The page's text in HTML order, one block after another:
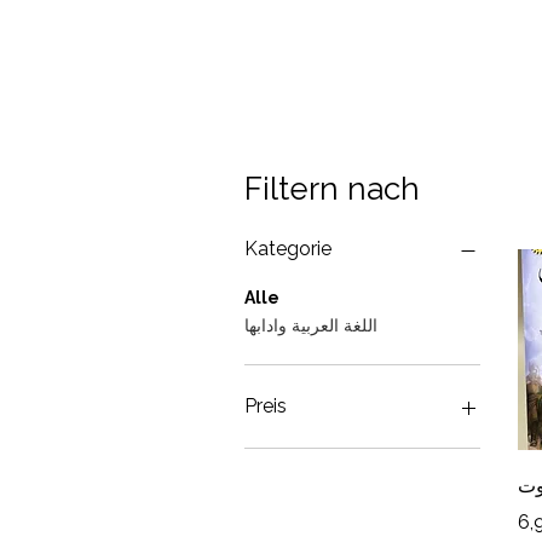
Filtern nach
Kategorie
Alle
اللغة العربية وادابها
Preis